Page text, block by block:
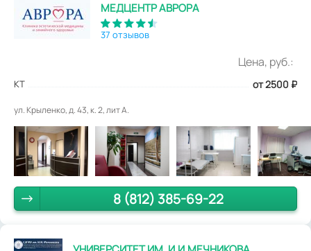
МЕДЦЕНТР АВРОРА
37 отзывов
Цена, руб.:
КТ от 2500 ₽
ул. Крыленко, д. 43, к. 2, лит А.
8 (812) 385-69-22